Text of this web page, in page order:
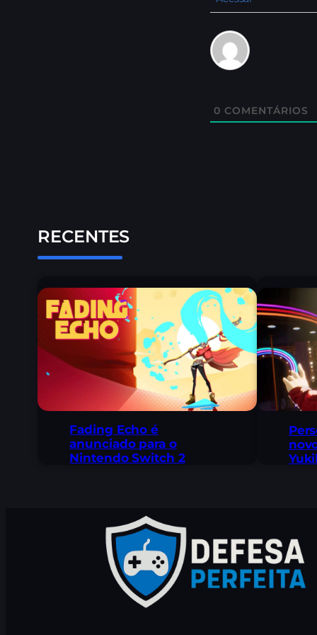
0 COMENTÁRIOS
RECENTES
Fading Echo é
anunciado para o
Nintendo Switch 2